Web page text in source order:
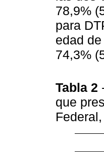
78,9%
para
edad
74,3%
Tabla 2
que